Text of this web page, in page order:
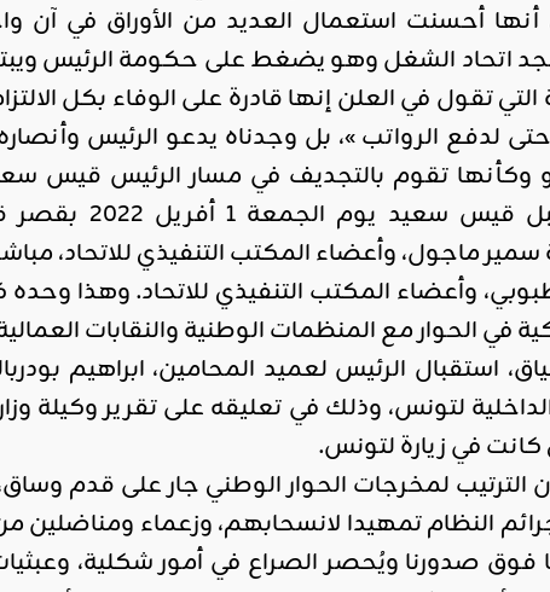
أنها أحسنت استعمال العديد من الأوراق في آن
اتحاد الشغل وهو يضغط على حكومة الرئيس
تقول في العلن إنها قادرة على الوفاء بكل
لدفع الرواتب »، بل وجدناه يدعو الرئيس
وكأنها تقوم بالتجديف في مسار الرئيس قيس
الرئيس، حيث
سمير ماجول، وأعضاء المكتب التنفيذي للاتحاد،
وأعضاء المكتب التنفيذي للاتحاد. وهذا وحده
في الحوار مع المنظمات الوطنية والنقابات
استقبال الرئيس لعميد المحامين، ابراهيم
لتونس، وذلك في تعليقه على تقرير وكيلة
في زيارة لتونس.
الترتيب لمخرجات الحوار الوطني جار على قدم
النظام تمهيدا لانسحابهم، وزعماء ومناضلين
فوق صدورنا ويُحصر الصراع في أمور شكلية،